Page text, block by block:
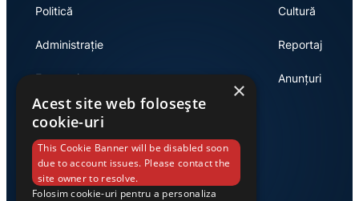
Politică
Administrație
Economie
Cultură
Reportaj
Anunțuri
Link-uri utile
×
Acest site web folosește
cookie-uri
This Cookie Banner will be disabled soon
due to account issues. Please contact the
site owner to resolve.
Folosim cookie-uri pentru a personaliza